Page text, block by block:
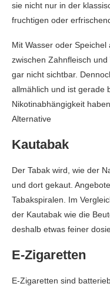
sie nicht nur in der
fruchtigen oder
Mit Wasser oder
zwischen Zahnfleisch
gar nicht sichtbar.
allmählich und ist gerade
Nikotinabhängigkeit
Alternative
Kautabak
Der Tabak wird, wie der
und dort gekaut.
Tabakspiralen. Im
der Kautabak wie die
deshalb etwas feiner
E-Zigaretten
E-Zigaretten sind